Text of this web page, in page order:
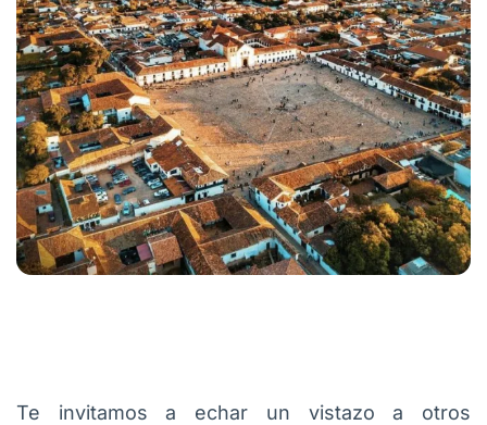
Te invitamos a echar un vistazo a otros